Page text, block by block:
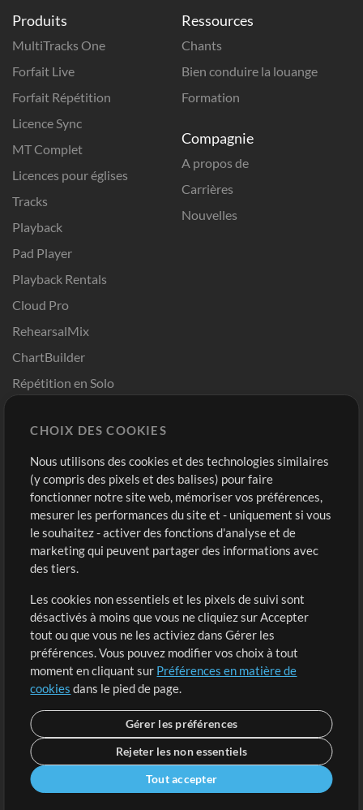
Produits
MultiTracks One
Forfait Live
Forfait Répétition
Licence Sync
MT Complet
Licences pour églises
Tracks
Playback
Pad Player
Playback Rentals
Cloud Pro
RehearsalMix
ChartBuilder
Répétition en Solo
Modèles ProPresenter
Sons
Ressources
Chants
Bien conduire la louange
Formation
Compagnie
A propos de
Carrières
Nouvelles
Boutique
Acheter des crédits
Contenu gratuit
Demander les pistes
Extras
Sessions
Soumettre votre contenu
Listes de lecture
Conférence MT
Compte
Connexion
S'inscrire
CHOIX DES COOKIES
Nous utilisons des cookies et des technologies similaires
(y compris des pixels et des balises) pour faire
fonctionner notre site web, mémoriser vos préférences,
mesurer les performances du site et - uniquement si vous
le souhaitez - activer des fonctions d'analyse et de
marketing qui peuvent partager des informations avec
des tiers.
Les cookies non essentiels et les pixels de suivi sont
désactivés à moins que vous ne cliquiez sur Accepter
tout ou que vous ne les activiez dans Gérer les
préférences. Vous pouvez modifier vos choix à tout
moment en cliquant sur Préférences en matière de
cookies dans le pied de page.
Gérer les préférences
Rejeter les non essentiels
Tout accepter